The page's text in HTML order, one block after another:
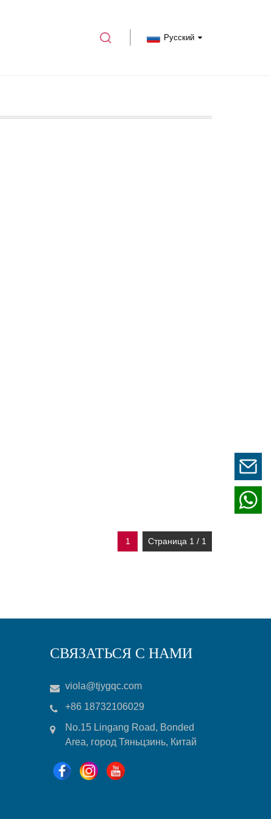
Русский
1 Страница 1 / 1
СВЯЗАТЬСЯ С НАМИ
viola@tjygqc.com
+86 18732106029
No.15 Lingang Road, Bonded
Area, город Тяньцзинь, Китай